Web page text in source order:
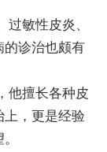
敏性皮炎、
的诊治也颇有
他擅长各种皮
上，更是经验